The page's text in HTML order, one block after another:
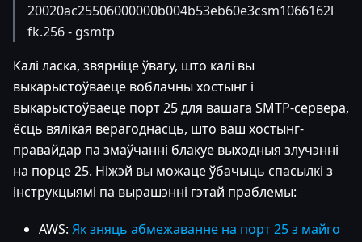
20020ac25506000000b004b53eb60e3csm1066162l
fk.256 - gsmtp
Калі ласка, звярніце ўвагу, што калі вы
выкарыстоўваеце воблачны хостынг і
выкарыстоўваеце порт 25 для вашага SMTP-сервера,
ёсць вялікая верагоднасць, што ваш хостынг-
правайдар па змаўчанні блакуе выходныя злучэнні
на порце 25. Ніжэй вы можаце ўбачыць спасылкі з
інструкцыямі па вырашэнні гэтай праблемы:
AWS: Як зняць абмежаванне на порт 25 з майго